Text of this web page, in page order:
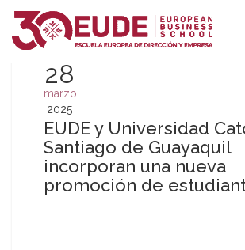
28
marzo
2025
EUDE y Universidad
Santiago de Guayaquil
incorporan una nueva
promoción de